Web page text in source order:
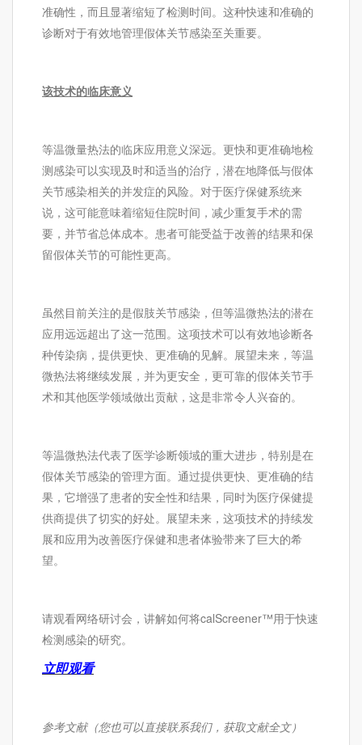
准确性，而且显著缩短了检测时间。这种快速和准确的
诊断对于有效地管理假体关节感染至关重要。
该技术的临床意义
等温微量热法的临床应用意义深远。更快和更准确地检
测感染可以实现及时和适当的治疗，潜在地降低与假体
关节感染相关的并发症的风险。对于医疗保健系统来
说，这可能意味着缩短住院时间，减少重复手术的需
要，并节省总体成本。患者可能受益于改善的结果和保
留假体关节的可能性更高。
虽然目前关注的是假肢关节感染，但等温微热法的潜在
应用远远超出了这一范围。这项技术可以有效地诊断各
种传染病，提供更快、更准确的见解。展望未来，等温
微热法将继续发展，并为更安全，更可靠的假体关节手
术和其他医学领域做出贡献，这是非常令人兴奋的。
等温微热法代表了医学诊断领域的重大进步，特别是在
假体关节感染的管理方面。通过提供更快、更准确的结
果，它增强了患者的安全性和结果，同时为医疗保健提
供商提供了切实的好处。展望未来，这项技术的持续发
展和应用为改善医疗保健和患者体验带来了巨大的希
望。
请观看网络研讨会，讲解如何将calScreener™用于快速
检测感染的研究。
立即观看
参考文献（您也可以直接联系我们，获取文献全文）